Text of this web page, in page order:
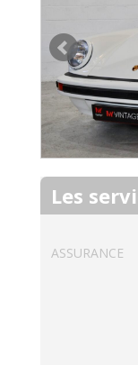
Les
ASSURANCE